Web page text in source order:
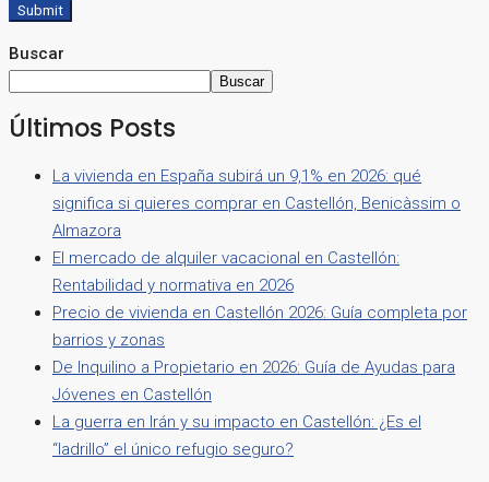
Submit
Buscar
Buscar
Últimos Posts
La vivienda en España subirá un 9,1% en 2026: qué
significa si quieres comprar en Castellón, Benicàssim o
Almazora
El mercado de alquiler vacacional en Castellón:
Rentabilidad y normativa en 2026
Precio de vivienda en Castellón 2026: Guía completa por
barrios y zonas
De Inquilino a Propietario en 2026: Guía de Ayudas para
Jóvenes en Castellón
La guerra en Irán y su impacto en Castellón: ¿Es el
“ladrillo” el único refugio seguro?